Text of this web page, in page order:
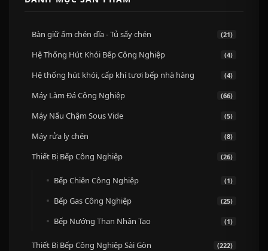
Bàn giữ ấm chén dĩa - Tủ sấy chén (21)
Hệ Thống Hút Khói Bếp Công Nghiệp (4)
Hệ thống hút khói, cấp khí tươi bếp nhà hàng (4)
Máy Làm Đá Công Nghiệp (66)
Máy Nấu Chậm Sous Vide (5)
Máy rửa ly chén (8)
Thiết Bị Bếp Công Nghiệp (26)
Bếp Chiên Công Nghiệp (1)
Bếp Gas Công Nghiệp (25)
Bếp Nướng Than Nhân Tạo (1)
Thiết Bị Bếp Công Nghiệp Sài Gòn (222)